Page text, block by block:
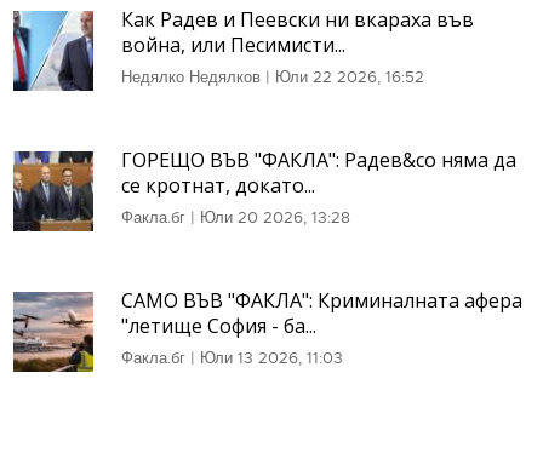
Как Радев и Пеевски ни вкараха във
война, или Песимисти...
Недялко Недялков | Юли 22 2026, 16:52
ГОРЕЩО ВЪВ "ФАКЛА": Радев&co няма да
се кротнат, докато...
Факла.бг | Юли 20 2026, 13:28
САМО ВЪВ "ФАКЛА": Криминалната афера
"летище София - ба...
Факла.бг | Юли 13 2026, 11:03